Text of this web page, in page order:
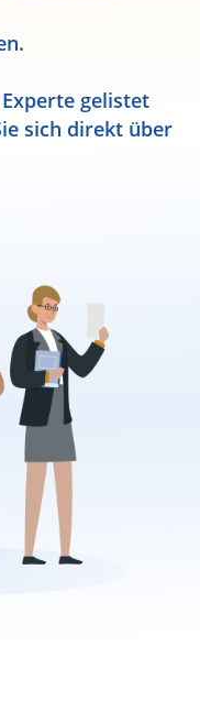
gelistet
sich direkt über